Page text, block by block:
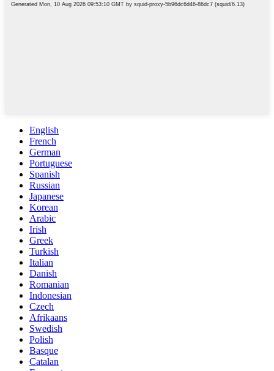
English
French
German
Portuguese
Spanish
Russian
Japanese
Korean
Arabic
Irish
Greek
Turkish
Italian
Danish
Romanian
Indonesian
Czech
Afrikaans
Swedish
Polish
Basque
Catalan